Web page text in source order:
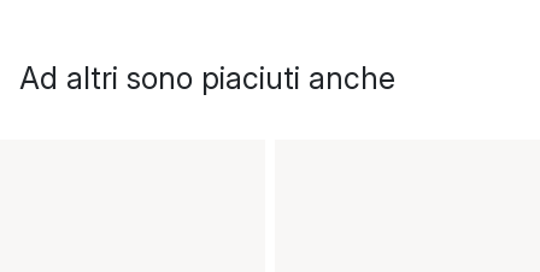
Ad altri sono piaciuti anche